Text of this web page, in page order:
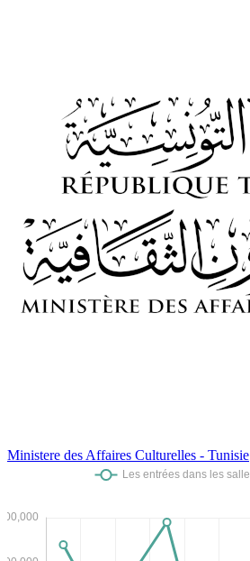
Ministere des Affaires Culturelles - Tunisie